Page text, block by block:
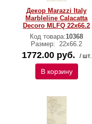
Декор Marazzi Italy
Marbleline Calacatta
Decoro MLFQ 22х66.2
Код товара:10368
Размер: 22х66.2
1772.00 руб. / шт.
В корзину